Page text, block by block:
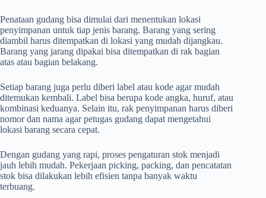
Penataan gudang bisa dimulai dari menentukan lokasi
penyimpanan untuk tiap jenis barang. Barang yang sering
diambil harus ditempatkan di lokasi yang mudah dijangkau.
Barang yang jarang dipakai bisa ditempatkan di rak bagian
atas atau bagian belakang.
Setiap barang juga perlu diberi label atau kode agar mudah
ditemukan kembali. Label bisa berupa kode angka, huruf, atau
kombinasi keduanya. Selain itu, rak penyimpanan harus diberi
nomor dan nama agar petugas gudang dapat mengetahui
lokasi barang secara cepat.
Dengan gudang yang rapi, proses pengaturan stok menjadi
jauh lebih mudah. Pekerjaan picking, packing, dan pencatatan
stok bisa dilakukan lebih efisien tanpa banyak waktu
terbuang.